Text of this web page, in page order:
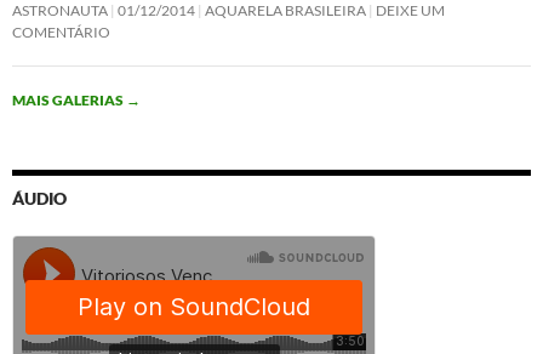
ASTRONAUTA 01/12/2014 AQUARELA BRASILEIRA DEIXE UM
COMENTÁRIO
MAIS GALERIAS →
ÁUDIO